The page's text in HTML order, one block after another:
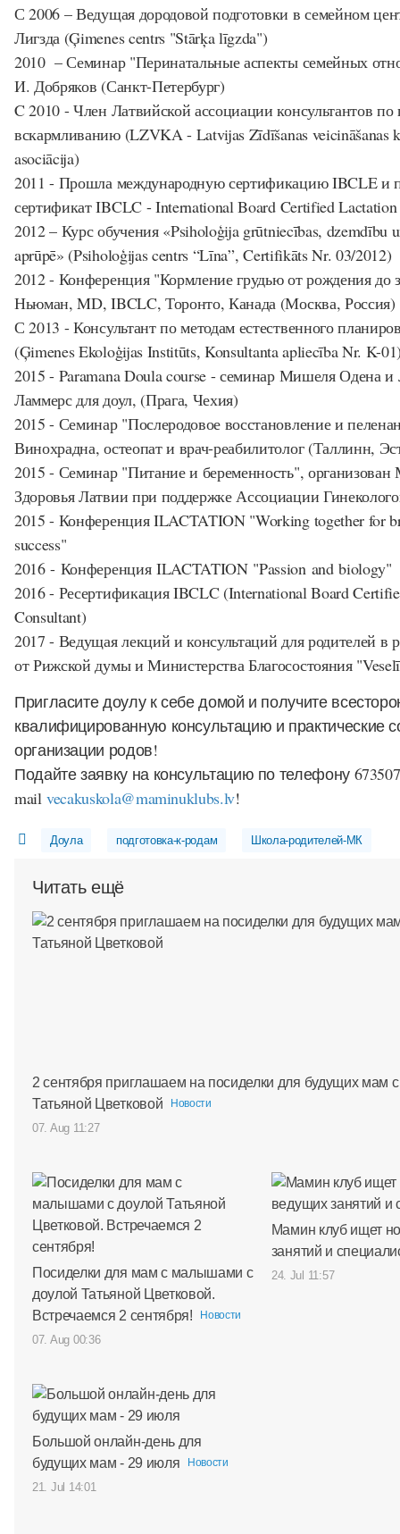
С 2006 – Ведущая дородовой подготовки в семейном
Лигзда (Ģimenes centrs "Stārķa līgzda")
2010 – Семинар "Перинатальные аспекты семейных
И. Добряков (Санкт-Петербург)
C 2010 - Член Латвийской ассоциации консультантов по
вскармливанию (LZVKA - Latvijas Zīdīšanas veicināšanas
asociācija)
2011 - Прошла международную сертификацию IBCLE и
сертификат IBCLC - International Board Certified
2012 – Курс обучения «Psiholoģija grūtniecības, dzemdību
aprūpē» (Psiholoģijas centrs “Līna”, Certifikāts Nr. 03/2012)
2012 - Конференция "Кормление грудью от рождения
Ньюман, MD, IBCLC, Торонто, Канада (Москва, Россия)
С 2013 - Консультант по методам естественного
(Ģimenes Ekoloģijas Institūts, Konsultanta apliecība Nr. K-
2015 - Paramana Doula course - семинар Мишеля Одена
Ламмерс для доул, (Прага, Чехия)
2015 - Семинар "Послеродовое восстановление и
Винохрадна, остеопат и врач-реабилитолог (Таллинн,
2015 - Семинар "Питание и беременность", организован
Здоровья Латвии при поддержке Ассоциации
2015 - Конференция ILACTATION "Working together for
success"
2016 - Конференция ILACTATION "Passion and biology"
2016 - Ресертификация IBCLC (International Board
Consultant)
2017 - Ведущая лекций и консультаций для родителей в
от Рижской думы и Министерства Благосостояния
Пригласите доулу к себе домой и получите
квалифицированную консультацию и практические
организации родов!
Подайте заявку на консультацию по телефону
mailvecakuskola@maminuklubs.lv!
Доула подготовка-к-родам Школа-родителей-МК
Читать ещё
2 сентября приглашаем на посиделки для будущих мам
Татьяной Цветковой
Новости
07. Aug 11:27
Посиделки для мам с малышами с
доулой Татьяной Цветковой.
Встречаемся 2 сентября!
Новости
07. Aug 00:36
Мамин клуб ищет
занятий и
24. Jul 11:57
Большой онлайн-день для
будущих мам - 29 июля
Новости
21. Jul 14:01